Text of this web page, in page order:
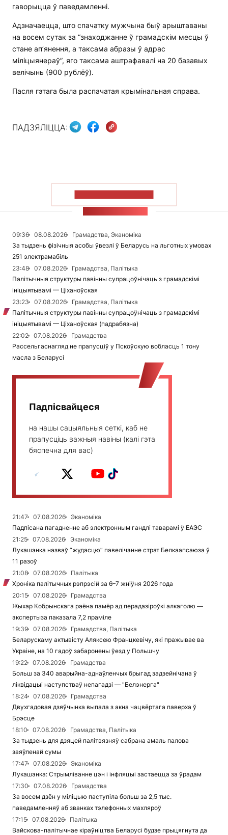
гаворыцца ў паведамленні.
Адзначаецца, што спачатку мужчына быў арыштаваны
на восем сутак за “знаходжанне ў грамадскім месцы ў
стане ап’янення, а таксама абразы ў адрас
міліцыянераў”, яго таксама аштрафавалі на 20 базавых
велічынь (900 рублёў).
Пасля гэтага была распачатая крымінальная справа.
ПАДЗЯЛІЦЦА:
09:36 08.08.2026
Грамадства, Эканоміка
За тыдзень фізічныя асобы ўвезлі ў Беларусь на льготных умовах
251 электрамабіль
23:48
07.08.2026
Грамадства, Палітыка
Палітычныя структуры павінны супрацоўнічаць з грамадскімі
ініцыятывамі — Ціханоўская
23:23
07.08.2026
Грамадства, Палітыка
Палітычныя структуры павінны супрацоўнічаць з грамадскімі
ініцыятывамі — Ціханоўская (падрабязна)
22:02
07.08.2026
Грамадства
Рассельгаснагляд не прапусціў у Пскоўскую вобласць 1 тону
масла з Беларусі
Падпісвайцеся
на нашы сацыяльныя сеткі, каб не
прапусціць важныя навіны (калі гэта
бяспечна для вас)
21:47 07.08.2026
Эканоміка
Падпісана пагадненне аб электронным гандлі таварамі ў ЕАЭС
21:25
07.08.2026
Эканоміка
Лукашэнка назваў “жудасцю” павелічэнне страт Белкаапсаюза ў
11 разоў
21:08
07.08.2026
Палітыка
Хроніка палітычных рэпрэсій за 6–7 жніўня 2026 года
20:15
07.08.2026
Грамадства
Жыхар Кобрынскага раёна памёр ад перадазіроўкі алкаголю —
экспертыза паказала 7,2 праміле
19:39
07.08.2026
Грамадства, Палітыка
Беларускаму актывісту Аляксею Францкевічу, які пражывае ва
Украіне, на 10 гадоў забаронены ўезд у Польшчу
19:22
07.08.2026
Грамадства
Больш за 340 аварыйна-аднаўленчых брыгад задзейнічана ў
ліквідацыі наступстваў непагадзі — "Белэнерга"
18:24
07.08.2026
Грамадства
Двухгадовая дзяўчынка выпала з акна чацвёртага паверха ў
Брэсце
18:10
07.08.2026
Грамадства, Палітыка
За тыдзень для дзяцей палітвязняў сабрана амаль палова
заяўленай сумы
17:47
07.08.2026
Эканоміка
Лукашэнка: Стрымліванне цэн і інфляцыі застаецца за ўрадам
17:30
07.08.2026
Грамадства
За восем дзён у міліцыю паступіла больш за 2,5 тыс.
паведамленняў аб званках тэлефонных махляроў
17:15
07.08.2026
Палітыка
Вайскова-палітычнае кіраўніцтва Беларусі будзе прыцягнута да